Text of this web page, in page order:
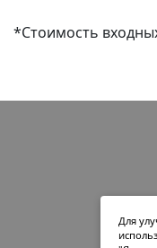
*Стоимость
Для